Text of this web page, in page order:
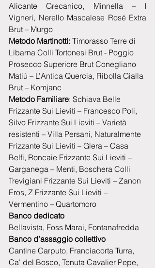
Alicante Grecanico, Minnella – I
Vigneri, Nerello Mascalese Rosé Extra
Brut – Murgo
Metodo Martinotti: Timorasso Terre di
Libarna Colli Tortonesi Brut - Poggio
Prosecco Superiore Brut Conegliano
Matiù – L’Antica Quercia, Ribolla Gialla
Brut – Komjanc
Metodo Familiare: Schiava Belle
Frizzante Sui Lieviti – Francesco Poli,
Silvo Frizzante Sui Lieviti – Varietà
resistenti – Villa Persani, Naturalmente
Frizzante Sui Lieviti – Glera – Casa
Belfi, Roncaie Frizzante Sui Lieviti –
Garganega – Menti, Boschera Colli
Trevigiani Frizzante Sui Lieviti – Zanon
Eros, Z Frizzante Sui Lieviti –
Vermentino – Quartomoro
Banco dedicato
Bellavista, Foss Marai, Fontanafredda
Banco d’assaggio collettivo
Cantine Carputo, Franciacorta Turra,
Ca' del Bosco, Tenuta Cavalier Pepe,